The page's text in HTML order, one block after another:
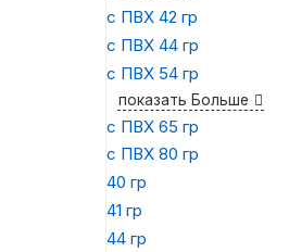
с ПВХ 42 гр
с ПВХ 44 гр
с ПВХ 54 гр
показать Больше
с ПВХ 65 гр
с ПВХ 80 гр
40 гр
41 гр
44 гр